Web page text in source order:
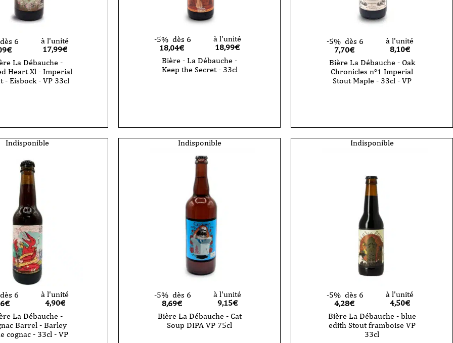
dès 6
à l'unité
17,99€
La Débauche -
Heart Xl - Imperial
- Eisbock - VP 33cl
-5% dès 6
18,04€
à l'unité
18,99€
Bière - La Débauche -
Keep the Secret - 33cl
Keep
-5% dès 6
7,70€
à l'unité
8,10€
Bière La Débauche - Oak
Chronicles n°1 Imperial
Stout Maple - 33cl - VP
Débauche
Indisponible
dès 6
à l'unité
4,90€
La Débauche -
Barrel - Barley
cognac - 33cl - VP
Indisponible
-5% dès 6
8,69€
à l'unité
9,15€
Bière La Débauche - Cat
Soup DIPA VP 75cl
Indisponible
-5% dès 6
4,28€
à l'unité
4,50€
Bière La Débauche - blue
edith Stout framboise VP
33cl